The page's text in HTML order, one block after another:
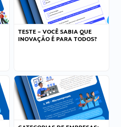
TESTE – VOCÊ SABIA QUE
INOVAÇÃO É PARA TODOS?